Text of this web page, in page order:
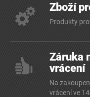
Zboží
Produkty
Záruka
vrácení
Na
vrácení ve